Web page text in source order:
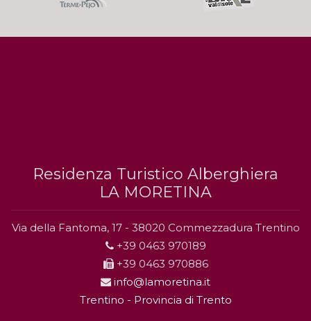
Residenza Turistico Alberghiera
LA MORETINA
Via della Fantoma, 17 - 38020 Commezzadura Trentino
+39 0463 970189
+39 0463 970886
info@lamoretina.it
Trentino - Provincia di Trento